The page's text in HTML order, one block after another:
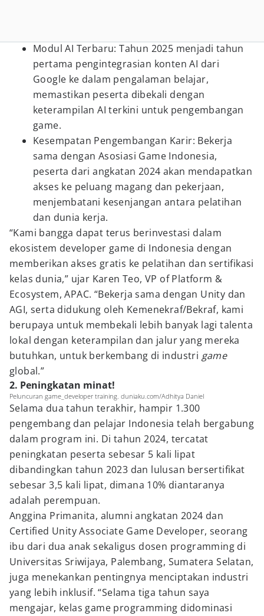
Modul AI Terbaru: Tahun 2025 menjadi tahun
pertama pengintegrasian konten AI dari
Google ke dalam pengalaman belajar,
memastikan peserta dibekali dengan
keterampilan AI terkini untuk pengembangan
game.
Kesempatan Pengembangan Karir: Bekerja
sama dengan Asosiasi Game Indonesia,
peserta dari angkatan 2024 akan mendapatkan
akses ke peluang magang dan pekerjaan,
menjembatani kesenjangan antara pelatihan
dan dunia kerja.
“Kami bangga dapat terus berinvestasi dalam
ekosistem developer game di Indonesia dengan
memberikan akses gratis ke pelatihan dan sertifikasi
kelas dunia,” ujar Karen Teo, VP of Platform &
Ecosystem, APAC. “Bekerja sama dengan Unity dan
AGI, serta didukung oleh Kemenekraf/Bekraf, kami
berupaya untuk membekali lebih banyak lagi talenta
lokal dengan keterampilan dan jalur yang mereka
butuhkan, untuk berkembang di industri game
global.”
2. Peningkatan minat!
Peluncuran game_developer training. duniaku.com/Adhitya Daniel
Selama dua tahun terakhir, hampir 1.300
pengembang dan pelajar Indonesia telah bergabung
dalam program ini. Di tahun 2024, tercatat
peningkatan peserta sebesar 5 kali lipat
dibandingkan tahun 2023 dan lulusan bersertifikat
sebesar 3,5 kali lipat, dimana 10% diantaranya
adalah perempuan.
Anggina Primanita, alumni angkatan 2024 dan
Certified Unity Associate Game Developer, seorang
ibu dari dua anak sekaligus dosen programming di
Universitas Sriwijaya, Palembang, Sumatera Selatan,
juga menekankan pentingnya menciptakan industri
yang lebih inklusif. “Selama tiga tahun saya
mengajar, kelas game programming didominasi